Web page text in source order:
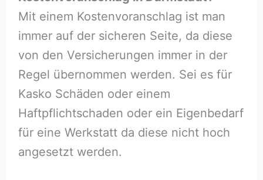
Mit einem Kostenvoranschlag ist man
immer auf der sicheren Seite, da diese
von den Versicherungen immer in der
Regel übernommen werden. Sei es für
Kasko Schäden oder einem
Haftpflichtschaden oder ein Eigenbedarf
für eine Werkstatt da diese nicht hoch
angesetzt werden.